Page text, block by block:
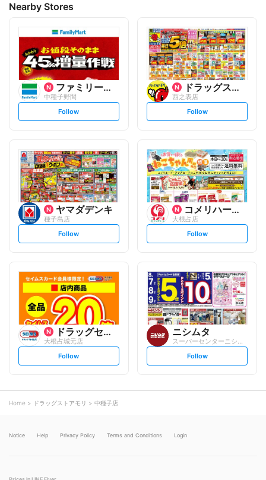
Nearby Stores
ファミリーマート
中種子野間
s
t
l
o
w
Follow
ドラッグストアモリ
西之表店
s
t
l
o
w
Follow
ヤマダデンキ
種子島店
s
t
l
o
w
Follow
コメリハード&グリーン
大根占店
s
t
l
o
w
Follow
ドラッグセイムス
大根占城元店
s
t
o
w
Follow
ニシムタ
スーパーセンターニシムタ 大根占店
s
t
Follow
Home ドラッグストアモリ 中種子店
Notice Help Privacy Policy Terms and Conditions Login